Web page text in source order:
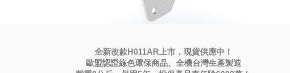
全新改款H011AR上市，現貨供應中！
歐盟認證綠色環保商品、全機台灣生產製造